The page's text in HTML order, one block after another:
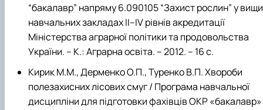
“бакалавр” напряму 6.090105 “Захист рослин” у
навчальних закладах ІІ–IV рівнів акредитації
Міністерства аграрної політики та продовольства
України. – К.: Аграрна освіта. – 2012. – 16 с.
Кирик М.М., Дерменко О.П., Туренко В.П. Хвороби
полезахисних лісових смуг / Програма навчальної
дисципліни для підготовки фахівців ОКР «бакалавр»